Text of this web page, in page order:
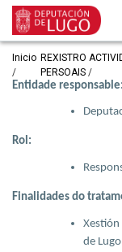
contido
principal
Miga
de
Inicio REXISTRO
PERSOAIS
Entidade responsable:
Rol:
Finalidades do
de Lugo